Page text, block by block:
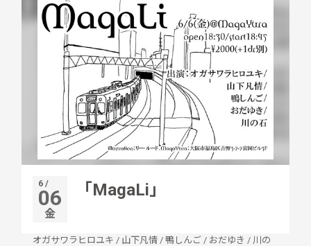
6 /
06
金
「MagaLi」
オガサワラヒロユキ / 山下凡情 / 鴨しんご / おだゆき / 川の